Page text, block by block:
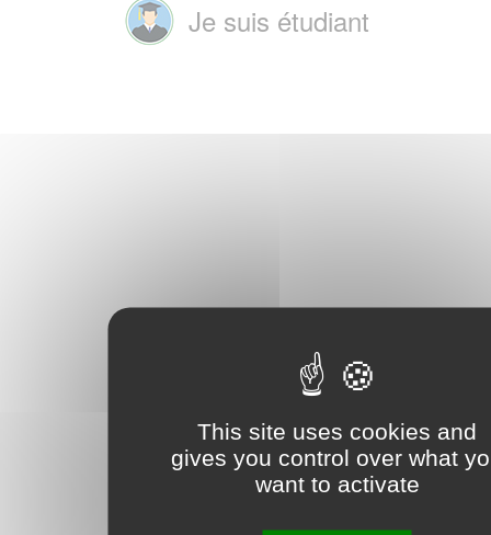
This site uses cookies and
gives you control over what
want to activate
Je suis étudiant